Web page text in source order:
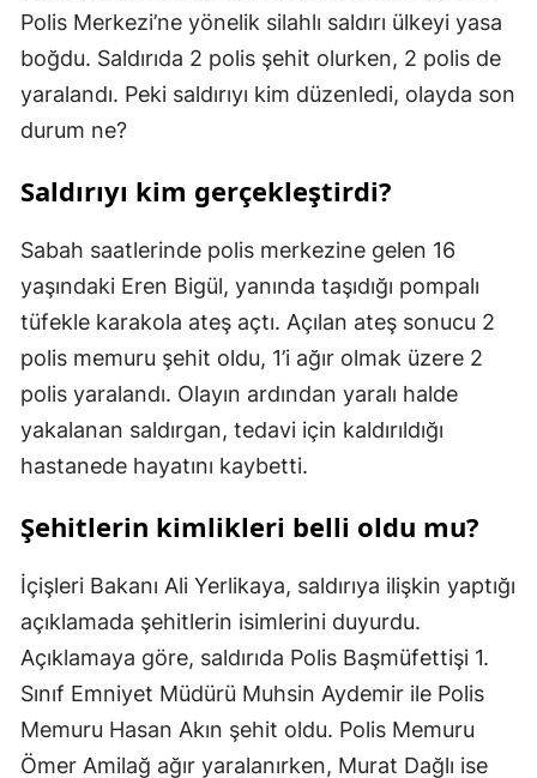
Polis Merkezi’ne yönelik silahlı saldırı ülkeyi yasa
boğdu. Saldırıda 2 polis şehit olurken, 2 polis de
yaralandı. Peki saldırıyı kim düzenledi, olayda son
durum ne?
Saldırıyı kim gerçekleştirdi?
Sabah saatlerinde polis merkezine gelen 16
yaşındaki Eren Bigül, yanında taşıdığı pompalı
tüfekle karakola ateş açtı. Açılan ateş sonucu 2
polis memuru şehit oldu, 1’i ağır olmak üzere 2
polis yaralandı. Olayın ardından yaralı halde
yakalanan saldırgan, tedavi için kaldırıldığı
hastanede hayatını kaybetti.
Şehitlerin kimlikleri belli oldu mu?
İçişleri Bakanı Ali Yerlikaya, saldırıya ilişkin yaptığı
açıklamada şehitlerin isimlerini duyurdu.
Açıklamaya göre, saldırıda Polis Başmüfettişi 1.
Sınıf Emniyet Müdürü Muhsin Aydemir ile Polis
Memuru Hasan Akın şehit oldu. Polis Memuru
Ömer Amilağ ağır yaralanırken, Murat Dağlı ise